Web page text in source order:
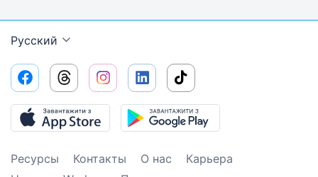
Русский
Ресурсы Контакты О нас
Карьера